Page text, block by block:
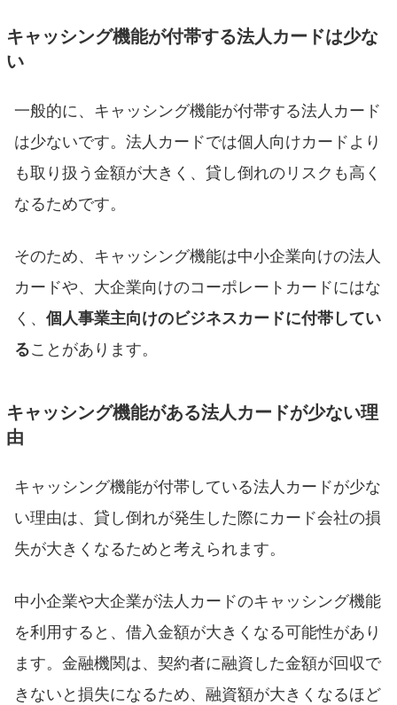
キャッシング機能が付帯する法人カードは少な
い
一般的に、キャッシング機能が付帯する法人カード
は少ないです。法人カードでは個人向けカードより
も取り扱う金額が大きく、貸し倒れのリスクも高く
なるためです。
そのため、キャッシング機能は中小企業向けの法人
カードや、大企業向けのコーポレートカードにはな
く、 個人事業主向けのビジネスカードに付帯してい
ることがあります。
キャッシング機能がある法人カードが少ない理
由
キャッシング機能が付帯している法人カードが少な
い理由は、貸し倒れが発生した際にカード会社の損
失が大きくなるためと考えられます。
中小企業や大企業が法人カードのキャッシング機能
を利用すると、借入金額が大きくなる可能性があり
ます。金融機関は、契約者に融資した金額が回収で
きないと損失になるため、融資額が大きくなるほど